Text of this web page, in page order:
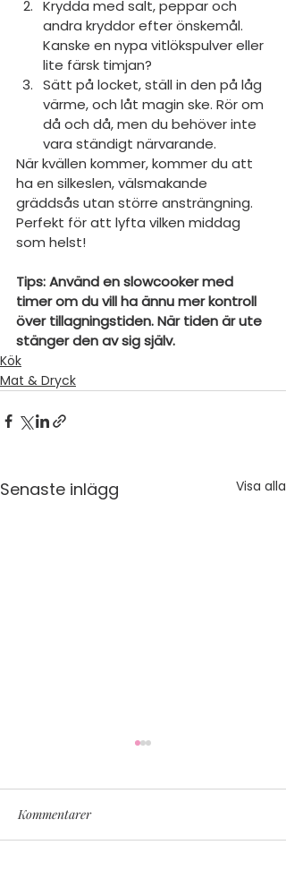
Krydda med salt, peppar och
andra kryddor efter önskemål.
Kanske en nypa vitlökspulver eller
lite färsk timjan?
Sätt på locket, ställ in den på låg
värme, och låt magin ske. Rör om
då och då, men du behöver inte
vara ständigt närvarande.
När kvällen kommer, kommer du att
ha en silkeslen, välsmakande
gräddsås utan större ansträngning.
Perfekt för att lyfta vilken middag
som helst!
Tips: Använd en slowcooker med
timer om du vill ha ännu mer kontroll
över tillagningstiden. När tiden är ute
stänger den av sig själv.
Kök
Mat & Dryck
Senaste inlägg Visa alla
Kommentarer